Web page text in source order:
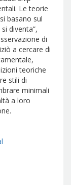
Le teorie
basano sul
diventa”,
di
a cercare di
teoriche
stili di
minimali
a loro